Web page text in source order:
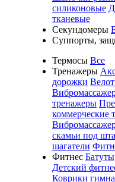
силиконовые
тканевые
Секундомеры
Суппорты,
Термосы Все
Тренажеры
дорожки
тренажеры
коммерческие
скамьи под
шагатели
Фитнес
Детский
Коврики